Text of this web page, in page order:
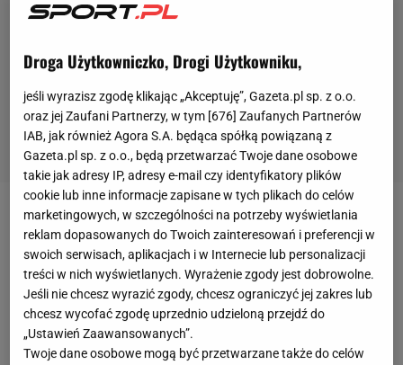
Łukasz Jachimiak: Jesteś trenerem przygotowania
fizycznego, stoisz za programem, który ma pozwolić
naszym siatkarzom wytrzymać trudy mistrzostw
świata. A za co odpowiadasz teraz, kiedy już trwa
turniej? Wojciech Janas: Okres przygotowawczy, a
więc podstawowa część mojej pracy, za nami.
Droga Użytkowniczko, Drogi Użytkowniku,
jeśli wyrazisz zgodę klikając „Akceptuję”, Gazeta.pl sp. z o.o.
oraz jej Zaufani Partnerzy, w tym [676] Zaufanych Partnerów
IAB, jak również Agora S.A. będąca spółką powiązaną z
Gazeta.pl sp. z o.o., będą przetwarzać Twoje dane osobowe
takie jak adresy IP, adresy e-mail czy identyfikatory plików
cookie lub inne informacje zapisane w tych plikach do celów
marketingowych, w szczególności na potrzeby wyświetlania
reklam dopasowanych do Twoich zainteresowań i preferencji w
swoich serwisach, aplikacjach i w Internecie lub personalizacji
treści w nich wyświetlanych. Wyrażenie zgody jest dobrowolne.
Jeśli nie chcesz wyrazić zgody, chcesz ograniczyć jej zakres lub
chcesz wycofać zgodę uprzednio udzieloną przejdź do
„Ustawień Zaawansowanych”.
Twoje dane osobowe mogą być przetwarzane także do celów